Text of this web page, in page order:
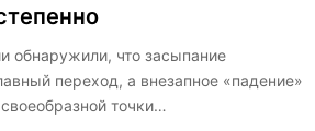
обнаружили, что засыпание
переход, а внезапное «падение»
точки…